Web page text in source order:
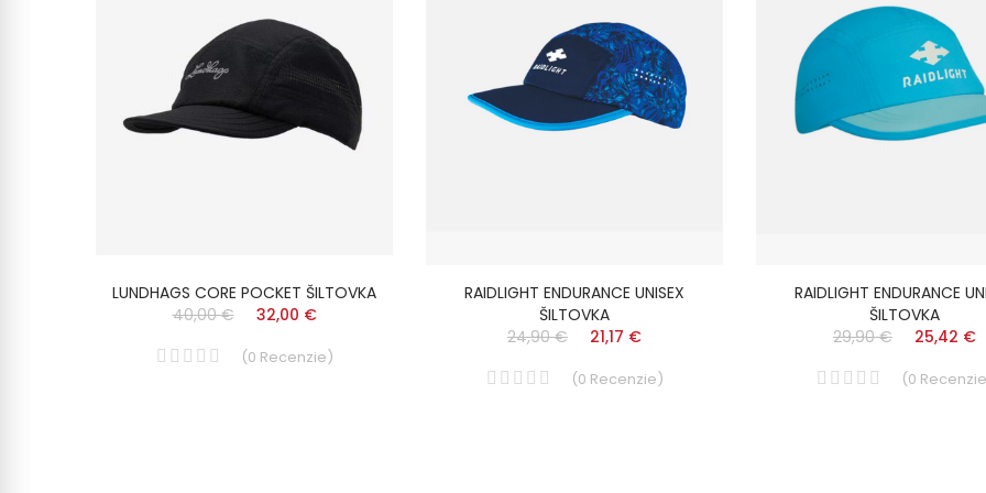
LUNDHAGS CORE POCKET ŠILTOVKA
40,00 €
32,00 €
(0 Recenzie)
RAIDLIGHT ENDURANCE UNISEX
ŠILTOVKA
24,90 €
21,17 €
(0 Recenzie)
RAIDLIGHT ENDURANCE
ŠILTOVKA
29,90 €
25,42 €
(0 Recenzie